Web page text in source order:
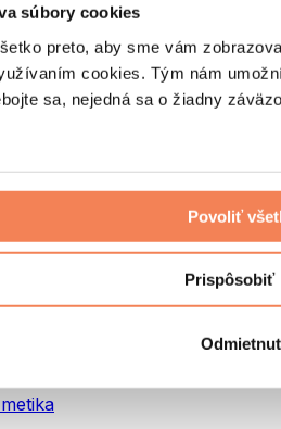
súbory cookies
preto, aby sme vám
cookies. Tým nám
sa, nejedná sa o žiadny
Povoliť
Prispôsobiť